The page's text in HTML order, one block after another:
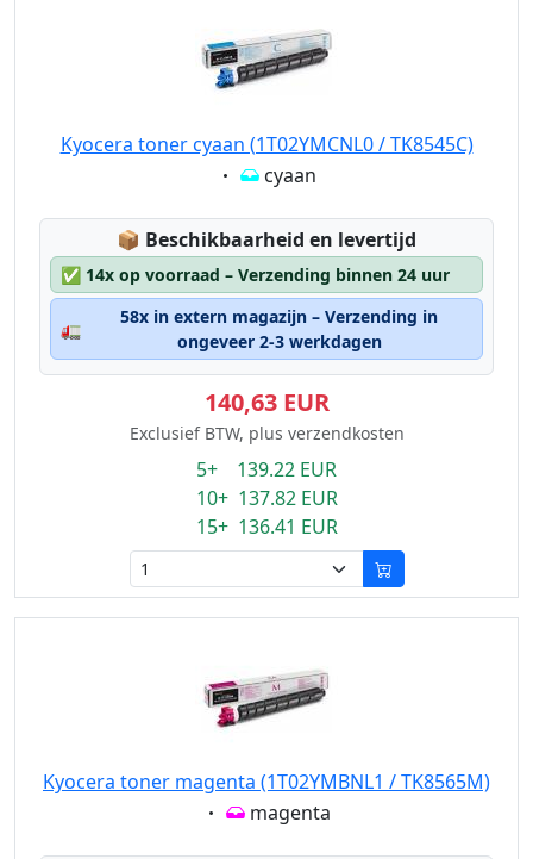
Kyocera toner cyaan (1T02YMCNL0 / TK8545C)
Eigenschaft:
cyaan
📦 Lagerstatus:
Beschikbaarheid en levertijd
✅ 14x op voorraad – Verzending binnen 24 uur
🚛
58x in extern magazijn – Verzending in
ongeveer 2-3 werkdagen
140,63 EUR
Exclusief BTW, plus verzendkosten
5+ 139.22 EUR
10+ 137.82 EUR
15+ 136.41 EUR
Kyocera toner magenta (1T02YMBNL1 / TK8565M)
Eigenschaft:
magenta